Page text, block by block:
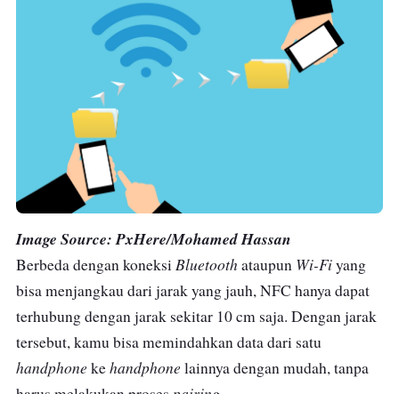
Image Source: PxHere/Mohamed Hassan
Berbeda dengan koneksi Bluetooth ataupun Wi-Fiyang
bisa menjangkau dari jarak yang jauh, NFC hanya dapat
terhubung dengan jarak sekitar 10 cm saja. Dengan jarak
tersebut, kamu bisa memindahkan data dari satu
handphone kehandphone lainnya dengan mudah, tanpa